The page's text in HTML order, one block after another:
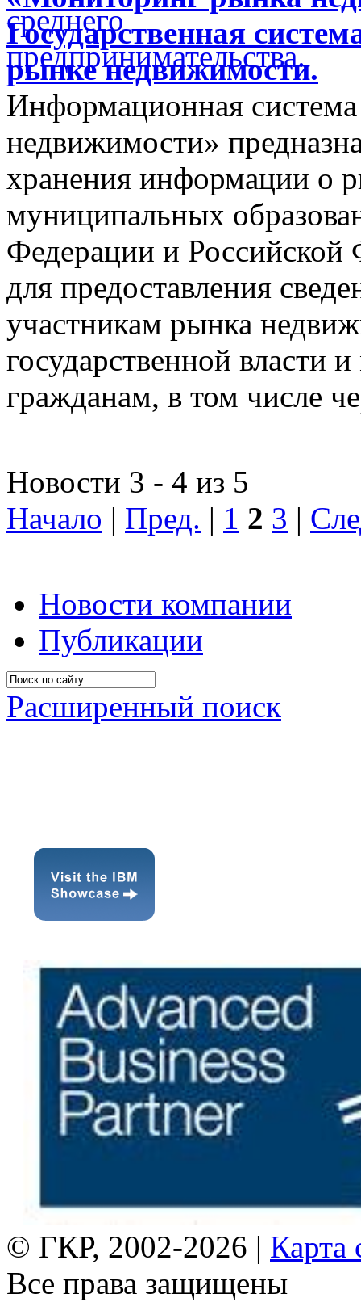
Государственная
рынке недвижимости.
Информационная
недвижимости»
хранения информации о
муниципальных
Федерации и Российской
для предоставления
участникам рынка
государственной власти
гражданам, в том числе
Новости 3 - 4 из 5
Начало | Пред. | 1 2 3 |
Новости компании
Публикации
Расширенный поиск
© ГКР, 2002-2026 | Карта
Все права защищены